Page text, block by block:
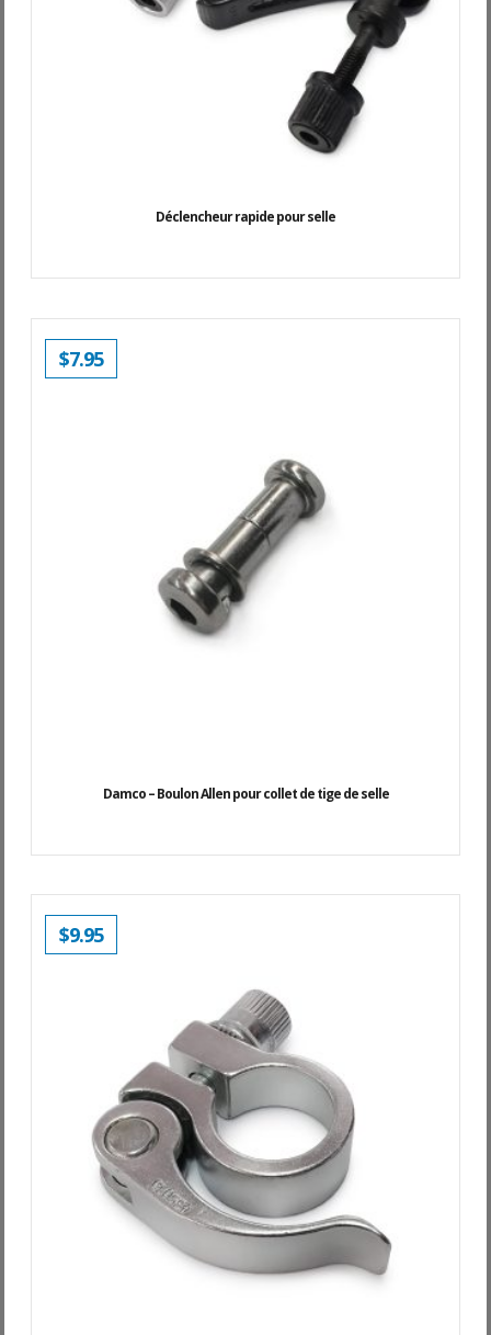
Déclencheur rapide pour selle
Damco – Boulon Allen pour collet de tige de selle
$7.95
$9.95